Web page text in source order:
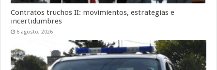
Contratos truchos II: movimientos, estrategias e
incertidumbres
6 agosto, 2026